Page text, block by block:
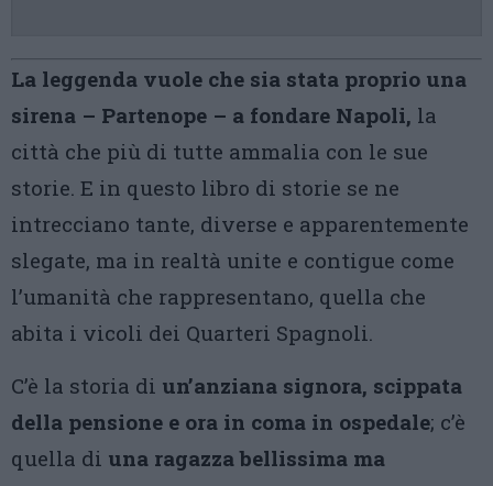
La leggenda vuole che sia stata proprio una
sirena – Partenope – a fondare Napoli, la
città che più di tutte ammalia con le sue
storie. E in questo libro di storie se ne
intrecciano tante, diverse e apparentemente
slegate, ma in realtà unite e contigue come
l’umanità che rappresentano, quella che
abita i vicoli dei Quarteri Spagnoli.
C’è la storia di un’anziana signora, scippata
della pensione e ora in coma in ospedale; c’è
quella di una ragazza bellissima ma